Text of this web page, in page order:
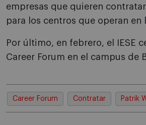
empresas que quieren
para los centros que operan en
Por último, en febrero, el IESE
Career Forum en el campus de
Career Forum Contratar Patrik